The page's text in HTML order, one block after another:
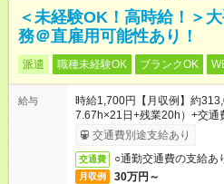
＜未経験OK！高時給！＞
務＠直雇用可能性あり！
派遣 職種未経験OK ブランクOK
給与
時給1,700円【月収例】約
7.67h×21日+残業20h）+交通
交通費別途支給あり
交通費 ○通勤交通費の支給あ
月収例 30万円～